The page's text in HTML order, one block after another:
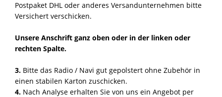
Postpaket DHL oder anderes Versandunternehmen bitte
Versichert verschicken.
Unsere Anschrift ganz oben oder in der linken oder
rechten Spalte.
3. Bitte das Radio / Navi gut gepolstert ohne Zubehör in
einen stabilen Karton zuschicken.
4. Nach Analyse erhalten Sie von uns ein Angebot per